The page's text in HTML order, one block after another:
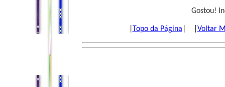
Gostou!
Topo da Página Voltar